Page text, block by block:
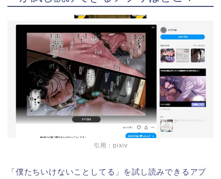
引用：pixiv
「僕たちいけないことしてる」を試し読みできるアプ